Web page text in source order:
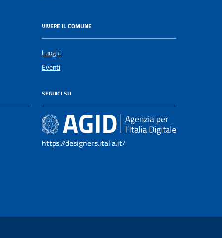
VIVERE IL COMUNE
Luoghi
Eventi
SEGUICI SU
https://designers.italia.it/